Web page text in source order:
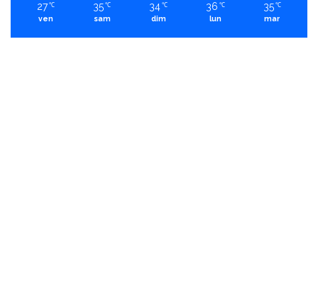
27 ℃
ven
35 ℃
sam
34 ℃
dim
36 ℃
lun
35 ℃
mar